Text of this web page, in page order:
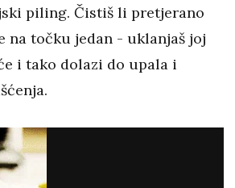
piling. Čistiš li pretjerano
na točku jedan - uklanjaš joj
i tako dolazi do upala i